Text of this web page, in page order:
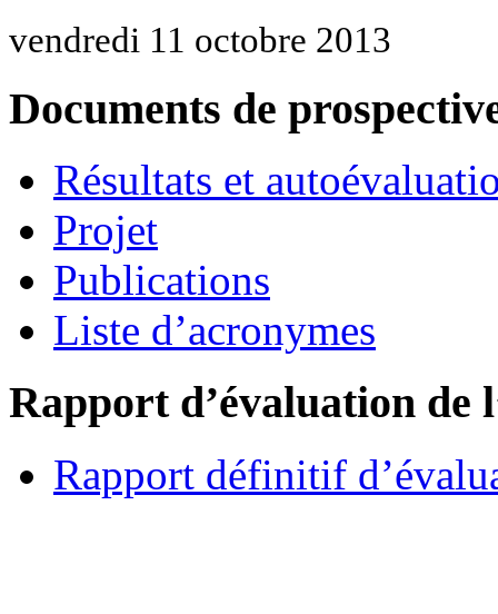
vendredi 11 octobre 2013
Documents de
Résultats et
Projet
Publications
Liste d’acronymes
Rapport d’évaluation de
Rapport définitif